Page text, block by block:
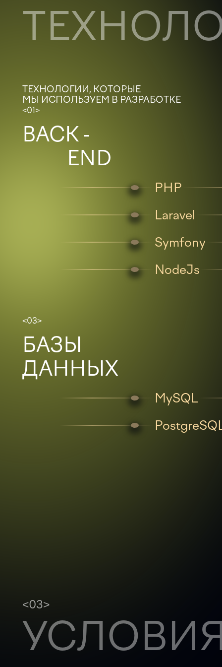
ТЕХНОЛОГИИ, КОТОРЫЕ
МЫ ИСПОЛЬЗУЕМ В РАЗРАБОТКЕ
<01>
BACK -
END
PHP
Laravel
Symfony
NodeJs
<03>
БАЗЫ
ДАННЫХ
MySQL
<03>